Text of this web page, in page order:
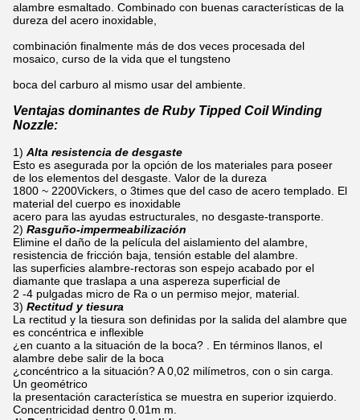
alambre esmaltado. Combinado con buenas características de la
dureza del acero inoxidable,
combinación finalmente más de dos veces procesada del
mosaico, curso de la vida que el tungsteno
boca del carburo al mismo usar del ambiente.
Ventajas dominantes de Ruby Tipped Coil Winding
Nozzle:
1) Alta resistencia de desgaste
Esto es asegurada por la opción de los materiales para poseer
de los elementos del desgaste. Valor de la dureza
1800 ~ 2200Vickers, o 3times que del caso de acero templado. El
material del cuerpo es inoxidable
acero para las ayudas estructurales, no desgaste-transporte.
2) Rasguño-impermeabilización
Elimine el daño de la película del aislamiento del alambre,
resistencia de fricción baja, tensión estable del alambre.
las superficies alambre-rectoras son espejo acabado por el
diamante que traslapa a una aspereza superficial de
2 -4 pulgadas micro de Ra o un permiso mejor, material.
3) Rectitud y tiesura
La rectitud y la tiesura son definidas por la salida del alambre que
es concéntrica e inflexible
¿en cuanto a la situación de la boca? . En términos llanos, el
alambre debe salir de la boca
¿concéntrico a la situación? A 0,02 milímetros, con o sin carga.
Un geométrico
la presentación característica se muestra en superior izquierdo.
Concentricidad dentro 0.01m m.